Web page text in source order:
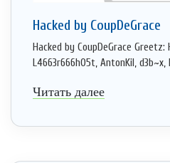
Hacked by CoupDeGrace
Hacked by CoupDeGrace
L4663r666h05t, AntonKil, d3b~x,
Читать далее